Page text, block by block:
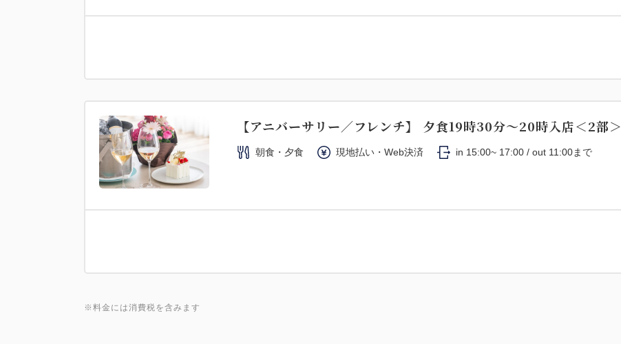
【アニバーサリー／フレンチ】 夕食19時30分～20時入店＜2部＞
朝食・夕食 現地払い・Web決済 in 15:00~ 17:00 / out 11:00まで
※料金には消費税を含みます